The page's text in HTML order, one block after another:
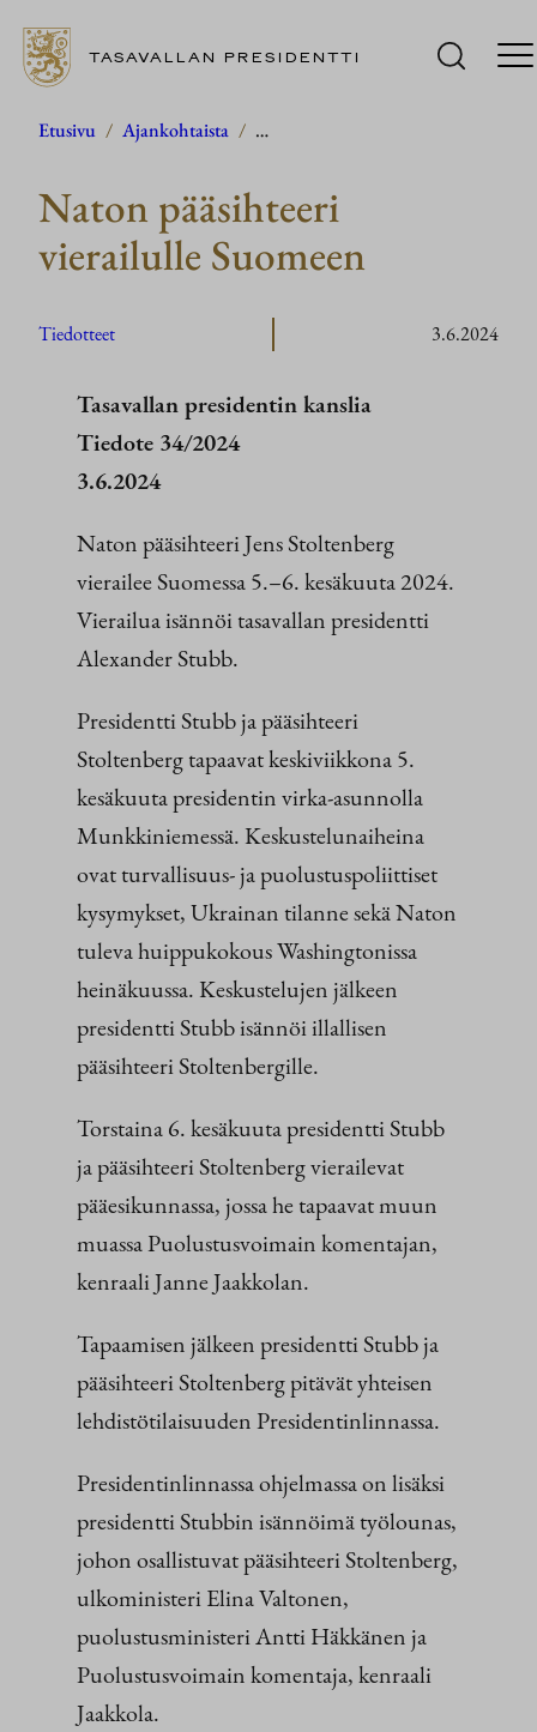
Siirry
TASAVALLAN PRESIDENTTI
Etusivu / Ajankohtaista / …
Naton pääsihteeri
vierailulle Suomeen
Tiedotteet 3.6.2024
Tasavallan presidentin kanslia
Tiedote 34/2024
3.6.2024
Naton pääsihteeri Jens Stoltenberg
vierailee Suomessa 5.–6. kesäkuuta 2024.
Vierailua isännöi tasavallan presidentti
Alexander Stubb.
Presidentti Stubb ja pääsihteeri
Stoltenberg tapaavat keskiviikkona 5.
kesäkuuta presidentin virka-asunnolla
Munkkiniemessä. Keskustelunaiheina
ovat turvallisuus- ja puolustuspoliittiset
kysymykset, Ukrainan tilanne sekä Naton
tuleva huippukokous Washingtonissa
heinäkuussa. Keskustelujen jälkeen
presidentti Stubb isännöi illallisen
pääsihteeri Stoltenbergille.
Torstaina 6. kesäkuuta presidentti Stubb
ja pääsihteeri Stoltenberg vierailevat
pääesikunnassa, jossa he tapaavat muun
muassa Puolustusvoimain komentajan,
kenraali Janne Jaakkolan.
Tapaamisen jälkeen presidentti Stubb ja
pääsihteeri Stoltenberg pitävät yhteisen
lehdistötilaisuuden Presidentinlinnassa.
Presidentinlinnassa ohjelmassa on lisäksi
presidentti Stubbin isännöimä työlounas,
johon osallistuvat pääsihteeri Stoltenberg,
ulkoministeri Elina Valtonen,
puolustusministeri Antti Häkkänen ja
Puolustusvoimain komentaja, kenraali
Jaakkola.